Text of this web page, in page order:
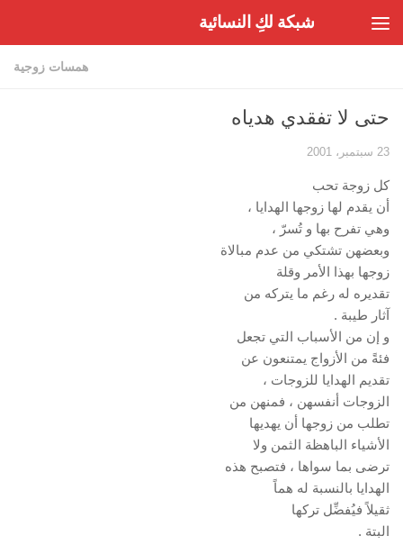
شبكة لكِ النسائية
همسات زوجية
حتى لا تفقدي هدياه
23 سبتمبر، 2001
كل زوجة تحب
أن يقدم لها زوجها الهدايا ،
وهي تفرح بها و تُسرّ ،
وبعضهن تشتكي من عدم مبالاة
زوجها بهذا الأمر وقلة
تقديره له رغم ما يتركه من
آثار طيبة .
و إن من الأسباب التي تجعل
فئةً من الأزواج يمتنعون عن
تقديم الهدايا للزوجات ،
الزوجات أنفسهن ، فمنهن من
تطلب من زوجها أن يهديها
الأشياء الباهظة الثمن ولا
ترضى بما سواها ، فتصبح هذه
الهدايا بالنسبة له هماً
ثقيلاً فيُفضِّل تركها
البتة .